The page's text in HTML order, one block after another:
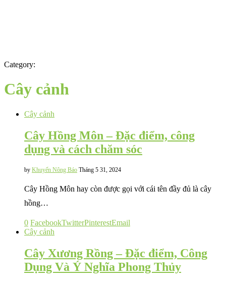
Category:
Cây cảnh
Cây cảnh
Cây Hồng Môn – Đặc điểm, công
dụng và cách chăm sóc
by Khuyến Nông Báo Tháng 5 31, 2024
Cây Hồng Môn hay còn được gọi với cái tên đầy đủ là cây
hồng…
0 FacebookTwitterPinterestEmail
Cây cảnh
Cây Xương Rồng – Đặc điểm, Công
Dụng Và Ý Nghĩa Phong Thủy